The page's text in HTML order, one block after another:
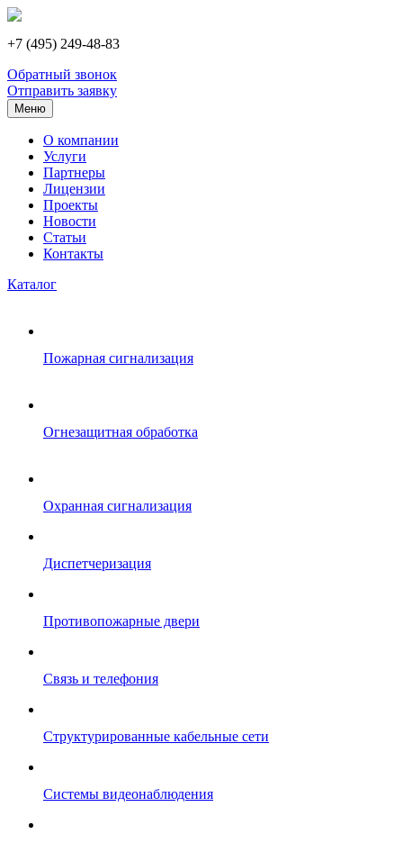
+7 (495) 249-48-83
Обратный звонок
Отправить заявку
Меню
О компании
Услуги
Партнеры
Лицензии
Проекты
Новости
Статьи
Контакты
Каталог
Пожарная сигнализация
Огнезащитная обработка
Охранная сигнализация
Диспетчеризация
Противопожарные двери
Связь и телефония
Структурированные кабельные сети
Системы видеонаблюдения